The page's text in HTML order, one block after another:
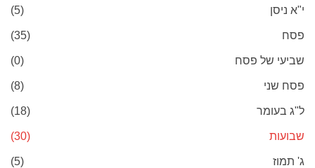
י"א ניסן (5)
פסח (35)
שביעי של פסח (0)
פסח שני (8)
ל"ג בעומר (18)
שבועות (30)
ג' תמוז (5)